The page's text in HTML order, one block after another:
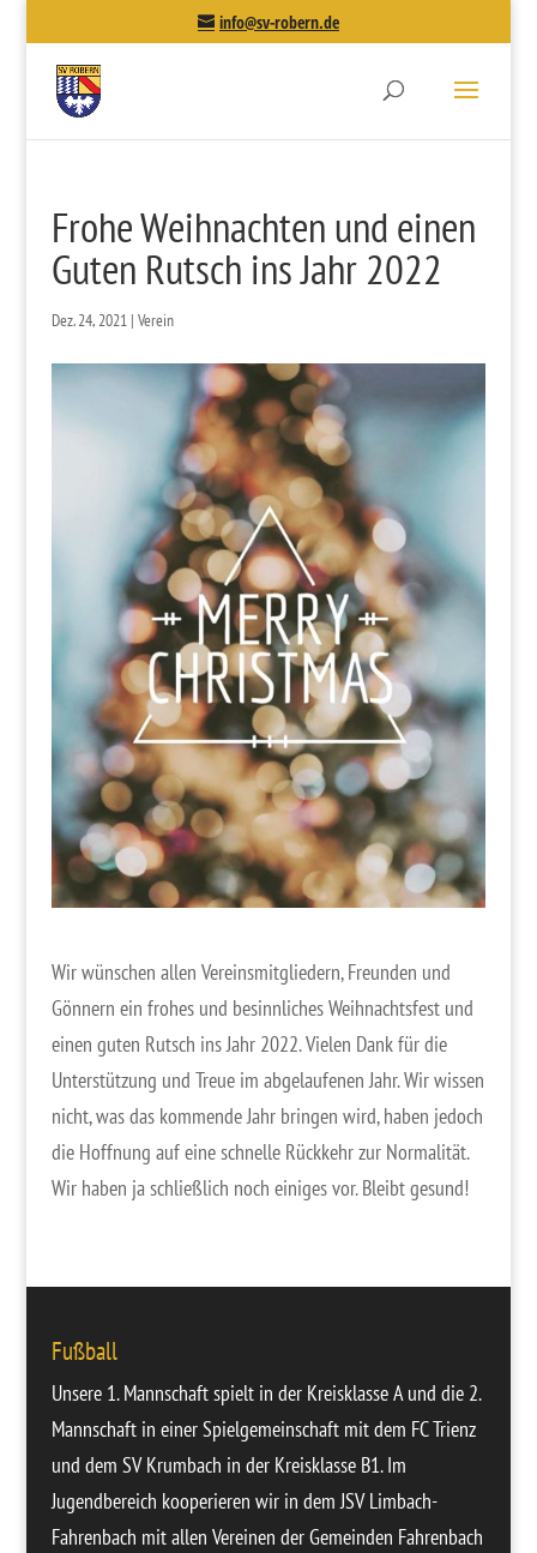
info@sv-robern.de
Frohe Weihnachten und einen
Guten Rutsch ins Jahr 2022
Dez. 24, 2021| Verein
Wir wünschen allen Vereinsmitgliedern, Freunden und
Gönnern ein frohes und besinnliches Weihnachtsfest und
einen guten Rutsch ins Jahr 2022. Vielen Dank für die
Unterstützung und Treue im abgelaufenen Jahr. Wir wissen
nicht, was das kommende Jahr bringen wird, haben jedoch
die Hoffnung auf eine schnelle Rückkehr zur Normalität.
Wir haben ja schließlich noch einiges vor. Bleibt gesund!
Fußball
Unsere 1. Mannschaftspielt in der Kreisklasse A und die 2.
Mannschaftin einer Spielgemeinschaft mit dem FC Trienz
und dem SV Krumbach in der Kreisklasse B1. Im
Jugendbereich kooperieren wir in dem JSV Limbach-
Fahrenbach mit allen Vereinen der Gemeinden Fahrenbach